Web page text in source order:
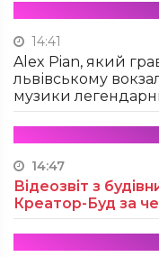
14:41
Alex Pian, який
львівському
музики
14:47
Відеозвіт з
Креатор-Буд за